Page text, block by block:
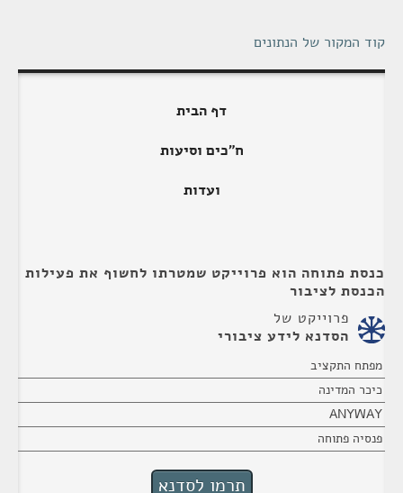
קוד המקור של הנתונים
דף הבית
ח"כים וסיעות
ועדות
כנסת פתוחה הוא פרוייקט שמטרתו לחשוף את פעילות
הכנסת לציבור
פרוייקט של
הסדנא לידע ציבורי
מפתח התקציב
כיכר המדינה
ANYWAY
פנסיה פתוחה